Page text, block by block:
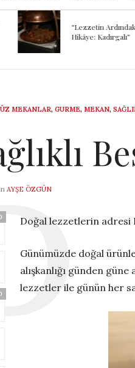
“Lezzetin Ardındaki
Hikâye: Kadırgalı”
MEKANLAR, GURME, MEKAN,
AYŞE ÖZGÜN
Doğal lezzetlerin adresi
Günümüzde doğal
alışkanlığı günden
lezzetler ile günün her